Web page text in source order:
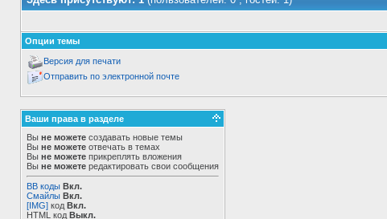
Опции темы
Версия для печати
Отправить по электронной почте
Ваши права в разделе
Вы не можете создавать новые темы
Вы не можете отвечать в темах
Вы не можете прикреплять вложения
Вы не можете редактировать свои сообщения
BB коды Вкл.
Смайлы Вкл.
[IMG] код Вкл.
HTML код Выкл.